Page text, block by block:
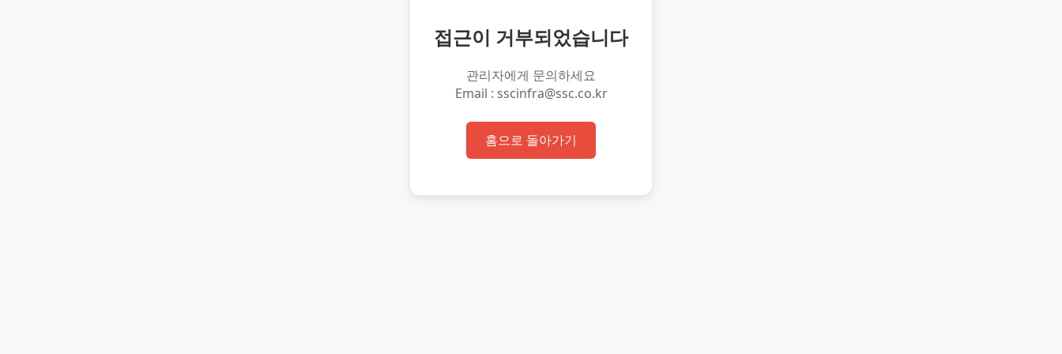
접근이 거부되었습니다
관리자에게 문의하세요
Email : sscinfra@ssc.co.kr
홈으로 돌아가기